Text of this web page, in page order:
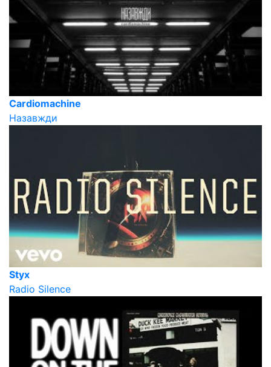
Cardiomachine
Назавжди
Styx
Radio Silence